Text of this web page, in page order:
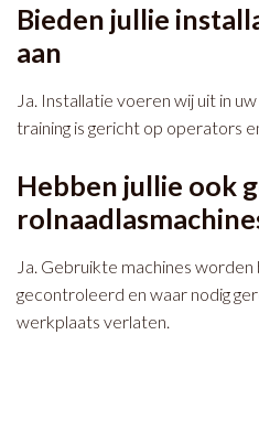
Bieden jullie
aan
Ja. Installatie voeren wij uit in
training is gericht op operators
Hebben jullie ook
Ja. Gebruikte machines worden
gecontroleerd en waar nodig
werkplaats verlaten.